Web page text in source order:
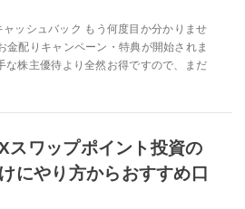
ッシュバック もう何度目か分かりませ
金配りキャンペーン・特典が開始されま
な株主優待より全然お得ですので、まだ
スワップポイント投資の
にやり方からおすすめ口